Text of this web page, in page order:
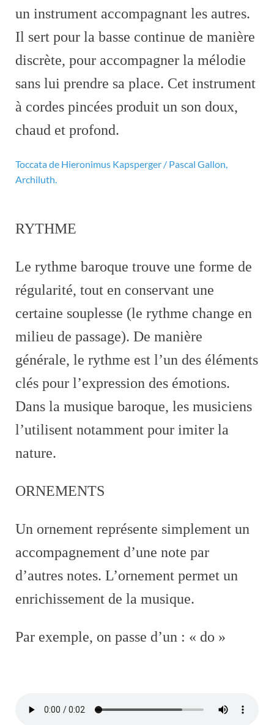
un instrument accompagnant les autres.
Il sert pour la basse continue de manière
discrète, pour accompagner la mélodie
sans lui prendre sa place. Cet instrument
à cordes pincées produit un son doux,
chaud et profond.
Toccata de Hieronimus Kapsperger / Pascal Gallon,
Archiluth.
RYTHME
Le rythme baroque trouve une forme de
régularité, tout en conservant une
certaine souplesse (le rythme change en
milieu de passage). De manière
générale, le rythme est l’un des éléments
clés pour l’expression des émotions.
Dans la musique baroque, les musiciens
l’utilisent notamment pour imiter la
nature.
ORNEMENTS
Un ornement représente simplement un
accompagnement d’une note par
d’autres notes. L’ornement permet un
enrichissement de la musique.
Par exemple, on passe d’un : « do »